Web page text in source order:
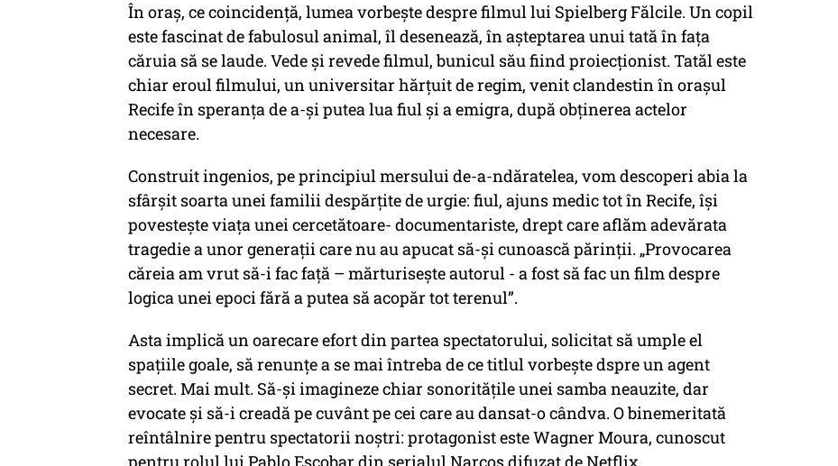
În oraș, ce coincidență, lumea vorbește despre filmul lui Spielberg Fălcile. Un copil
este fascinat de fabulosul animal, îl desenează, în așteptarea unui tată în fața
căruia să se laude. Vede și revede filmul, bunicul său fiind proiecționist. Tatăl este
chiar eroul filmului, un universitar hărțuit de regim, venit clandestin în orașul
Recife în speranța de a-și putea lua fiul și a emigra, după obținerea actelor
necesare.
Construit ingenios, pe principiul mersului de-a-ndăratelea, vom descoperi abia la
sfârșit soarta unei familii despărțite de urgie: fiul, ajuns medic tot în Recife, își
povestește viața unei cercetătoare- documentariste, drept care aflăm adevărata
tragedie a unor generații care nu au apucat să-și cunoască părinții. „Provocarea
căreia am vrut să-i fac față – mărturisește autorul - a fost să fac un film despre
logica unei epoci fără a putea să acopăr tot terenul”.
Asta implică un oarecare efort din partea spectatorului, solicitat să umple el
spațiile goale, să renunțe a se mai întreba de ce titlul vorbește dspre un agent
secret. Mai mult. Să-și imagineze chiar sonoritățile unei samba neauzite, dar
evocate și să-i creadă pe cuvânt pe cei care au dansat-o cândva. O binemeritată
reîntâlnire pentru spectatorii noștri: protagonist este Wagner Moura, cunoscut